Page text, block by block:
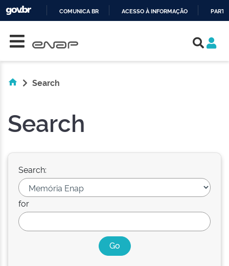
COMUNICA BR ACESSO À INFORMAÇÃO
Search
Search
Search:
for